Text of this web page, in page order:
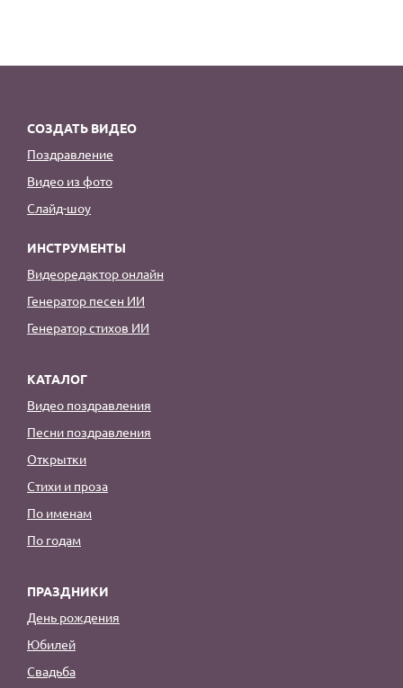
СОЗДАТЬ ВИДЕО
Поздравление
Видео из фото
Слайд-шоу
ИНСТРУМЕНТЫ
Видеоредактор онлайн
Генератор песен ИИ
Генератор стихов ИИ
КАТАЛОГ
Видео поздравления
Песни поздравления
Открытки
Стихи и проза
По именам
По годам
ПРАЗДНИКИ
День рождения
Юбилей
Свадьба